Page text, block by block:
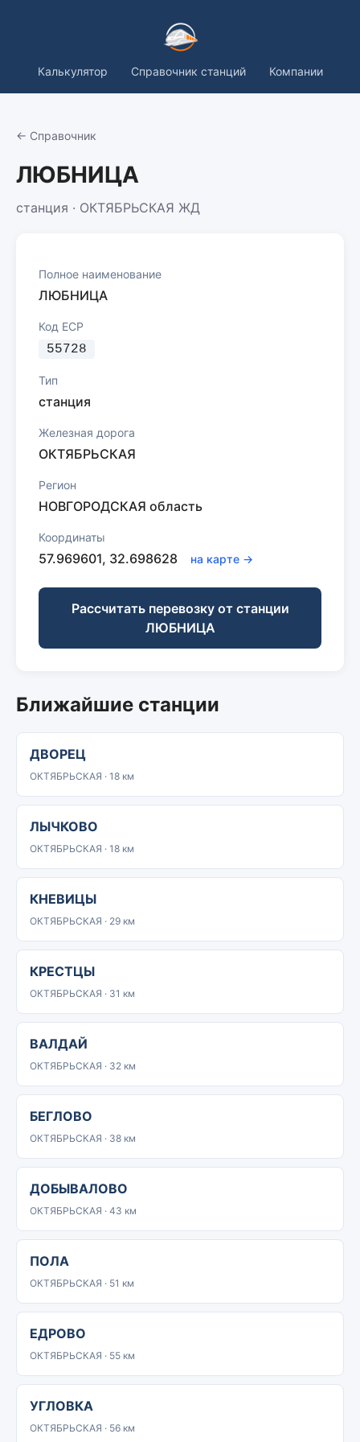
Калькулятор Справочник станций Компании
← Справочник
ЛЮБНИЦА
станция · ОКТЯБРЬСКАЯ ЖД
Полное наименование
ЛЮБНИЦА
Код ЕСР
55728
Тип
станция
Железная дорога
ОКТЯБРЬСКАЯ
Регион
НОВГОРОДСКАЯ область
Координаты
57.969601, 32.698628 на карте →
Рассчитать перевозку от станции
ЛЮБНИЦА
Ближайшие станции
ДВОРЕЦ
ОКТЯБРЬСКАЯ · 18 км
ЛЫЧКОВО
ОКТЯБРЬСКАЯ · 18 км
КНЕВИЦЫ
ОКТЯБРЬСКАЯ · 29 км
КРЕСТЦЫ
ОКТЯБРЬСКАЯ · 31 км
ВАЛДАЙ
ОКТЯБРЬСКАЯ · 32 км
БЕГЛОВО
ОКТЯБРЬСКАЯ · 38 км
ДОБЫВАЛОВО
ОКТЯБРЬСКАЯ · 43 км
ПОЛА
ОКТЯБРЬСКАЯ · 51 км
ЕДРОВО
ОКТЯБРЬСКАЯ · 55 км
УГЛОВКА
ОКТЯБРЬСКАЯ · 56 км